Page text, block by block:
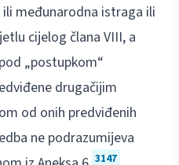
međunarodna istraga ili
cijelog člana VIII, a
„postupkom“
drugačijim
od onih predviđenih
ne podrazumijeva
3147